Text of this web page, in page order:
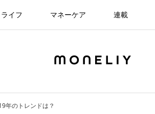
ライフ マネーケア 連載
年のトレンドは？